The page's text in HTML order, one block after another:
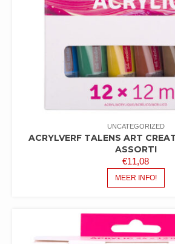
UNCATEGORIZED
ACRYLVERF TALENS ART
ASSORTI
€11,08
MEER INFO!